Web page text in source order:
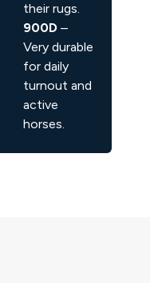
their rugs.
900D –
Very durable
for daily
turnout and
active
horses.